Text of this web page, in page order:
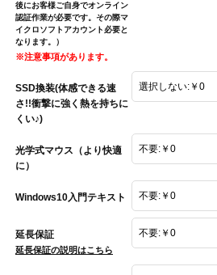
後にお客様ご自身でオンライン
認証作業が必要です。その際マ
イクロソフトアカウント必要と
なります。）
※注意事項があります。
SSD換装(体感できる速
さ!!衝撃に強く熱を持ちに
くい♪)
光学式マウス（より快適
に）
Windows10入門テキスト
延長保証
延長保証の説明はこちら